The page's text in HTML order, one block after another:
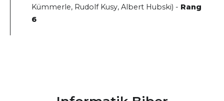
Kümmerle, Rudolf Kusy, Albert Hubski) - Rang
6